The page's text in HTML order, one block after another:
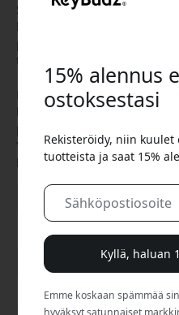
Suojaisista AirPods-koteloista
korvasovitteista aina
pitävät kuulokkeesi raikkaina
tuote on suunniteltu Apple-
Löydät myös kestävät
laukkuihin sekä mukavat
päivittäiseen käyttöön.
Yksinkertaisia päivityksiä.
kestämään.
Näytä
15% alennus
ostoksestasi
Rekisteröidy, niin
tuotteista ja saat 15%
Kyllä, haluan
Emme koskaan spämmää
hyväksyt satunnaiset